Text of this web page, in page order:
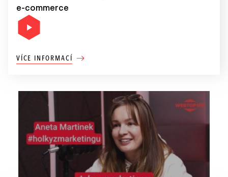
e-commerce
VÍCE INFORMACÍ